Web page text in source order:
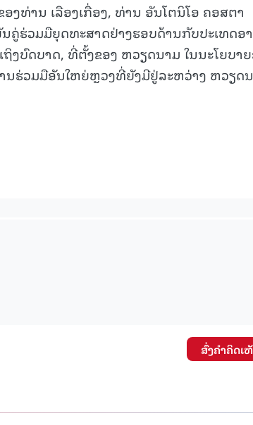
ທ່ານ ເລືອງເກື່ອງ, ທ່ານ ອັນໂຕນິໂອ ຄອສຕາ
ຮ່ວມມືຍຸດທະສາດຢ່າງຮອບດ້ານກັບປະເທດອ
ຖິງບົດບາດ, ທີ່ຕັ້ງຂອງ ຫວຽດນາມ ໃນນະໂຍບາ
ນຮ່ວມມືອັນໃຫຍ່ຫຼວງທີ່ຍັງມີຢູ່ລະຫວ່າງ ຫວຽດ
ສົ່ງຄໍາຄິດເ